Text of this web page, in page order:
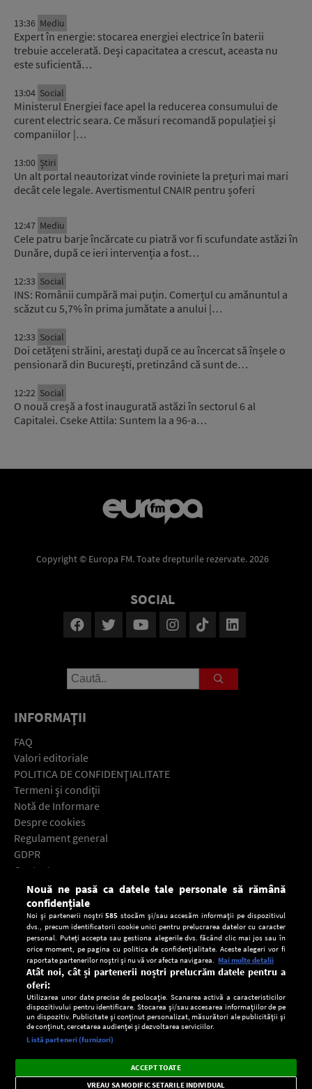
13:36 Mediu
Expert în energie: stocarea energiei electrice în baterii
trebuie accelerată. Deși capacitatea a crescut, aceasta nu
este suficientă…
13:04 Social
Ministerul Energiei face apel la reducerea consumului de
curent electric seara. Ce măsuri recomandă populației și
companiilor |…
13:00 Știri
Un alt portal neautorizat vinde roviniete la prețuri mai mari
decât cele legale. Avertismentul CNAIR pentru șoferi
12:47 Mediu
Cele patru barje încărcate cu piatră vor fi scufundate astăzi în
Dunăre, după ce ieri intervenția a fost…
12:33 Social
INS: Românii cumpără mai puțin. Comerțul cu amănuntul a
scăzut cu 5,7% în prima jumătate a anului |…
12:33 Social
Doi cetățeni străini, arestați după ce au încercat să înșele o
pensionară din București, pretinzând că sunt de…
12:22 Social
O nouă creșă a fost inaugurată astăzi în sectorul 6 al
Capitalei. Cseke Attila: Suntem la a 96-a…
Copyright © Europa FM. Toate drepturile rezervate. 2026
SOCIAL
INFORMAŢII
FAQ
Valori editoriale
POLITICA DE CONFIDENŢIALITATE
Termeni şi condiţii
Notă de Informare
Despre cookies
Regulament general
GDPR
Contact
Descarcă gratuit aplicaţia Europa FM pentru smartphone:
Setări:
Dark
Mode
Radio live, podcasturi, știri și alerte
importante.
×
Nouă ne pasă ca datele tale personale să rămână
confidențiale
Noi și partenerii noștri585 stocăm și/sau accesăm informații pe dispozitivul
dvs., precum identificatorii cookie unici pentru prelucrarea datelor cu caracter
personal. Puteți accepta sau gestiona alegerile dvs. făcând clic mai jos sau în
orice moment, pe pagina cu politica de confidențialitate. Aceste alegeri vor fi
raportate partenerilor noștri și nu vă vor afecta navigarea. Mai multe detalii
Atât noi, cât și partenerii noștri prelucrăm datele pentru a
oferi:
Utilizarea unor date precise de geolocație. Scanarea activă a caracteristicilor
dispozitivului pentru identificare. Stocarea și/sau accesarea informațiilor de pe
un dispozitiv. Publicitate și conținut personalizat, măsurători ale publicității și
de conținut, cercetarea audienței și dezvoltarea serviciilor.
Listă parteneri (furnizori)
ACCEPT TOATE
VREAU SA MODIFIC SETARILE INDIVIDUAL